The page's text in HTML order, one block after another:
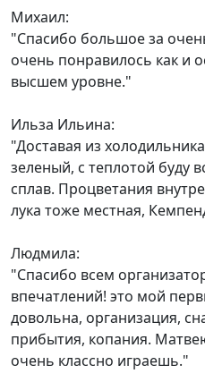
Михаил:
"Спасибо большое за
очень понравилось как и
высшем уровне."
Ильза Ильина:
"Доставая из
зеленый, с теплотой буду
сплав. Процветания
лука тоже местная,
Людмила:
"Спасибо всем
впечатлений! это мой
довольна, организация,
прибытия, копания.
очень классно играешь."